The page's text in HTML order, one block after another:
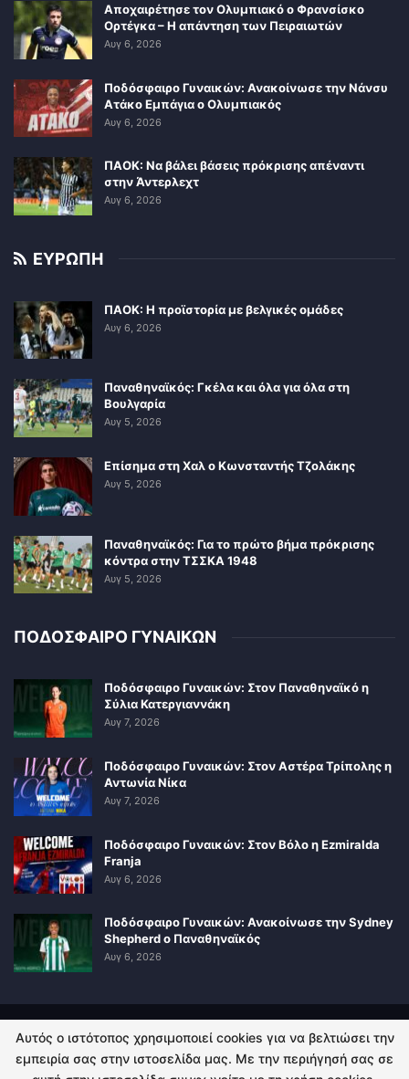
Αποχαιρέτησε τον Ολυμπιακό ο Φρανσίσκο
Ορτέγκα – Η απάντηση των Πειραιωτών
Αυγ 6, 2026
Ποδόσφαιρο Γυναικών: Ανακοίνωσε την Νάνσυ
Ατάκο Εμπάγια ο Ολυμπιακός
Αυγ 6, 2026
ΠΑΟΚ: Να βάλει βάσεις πρόκρισης απέναντι
στην Άντερλεχτ
Αυγ 6, 2026
ΕΥΡΩΠΗ
ΠΑΟΚ: Η προϊστορία με βελγικές ομάδες
Αυγ 6, 2026
Παναθηναϊκός: Γκέλα και όλα για όλα στη
Βουλγαρία
Αυγ 5, 2026
Επίσημα στη Χαλ ο Κωνσταντής Τζολάκης
Αυγ 5, 2026
Παναθηναϊκός: Για το πρώτο βήμα πρόκρισης
κόντρα στην ΤΣΣΚΑ 1948
Αυγ 5, 2026
ΠΟΔΟΣΦΑΙΡΟ ΓΥΝΑΙΚΩΝ
Ποδόσφαιρο Γυναικών: Στον Παναθηναϊκό η
Σύλια Κατεργιαννάκη
Αυγ 7, 2026
Ποδόσφαιρο Γυναικών: Στον Αστέρα Τρίπολης η
Αντωνία Νίκα
Αυγ 7, 2026
Ποδόσφαιρο Γυναικών: Στον Βόλο η Ezmiralda
Franja
Αυγ 6, 2026
Ποδόσφαιρο Γυναικών: Ανακοίνωσε την Sydney
Shepherd ο Παναθηναϊκός
Αυγ 6, 2026
ΠΟΛΙΤΙΚΗ ΑΠΟΡΡΗΤΟΥ ΕΠΙΚΟΙΝΩΝΙΑ
Αυτός ο ιστότοπος χρησιμοποιεί cookies για να βελτιώσει την
εμπειρία σας στην ιστοσελίδα μας. Με την περιήγησή σας σε